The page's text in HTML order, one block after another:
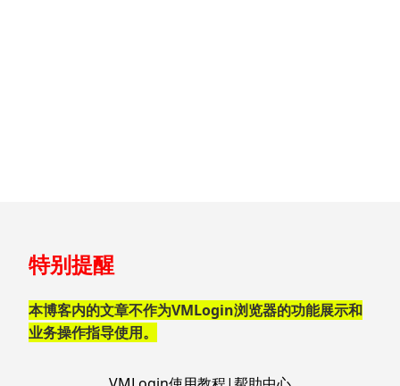
至
脚
特别提醒
本博客内的文章不作为VMLogin浏览器的功能展示和
业务操作指导使用。